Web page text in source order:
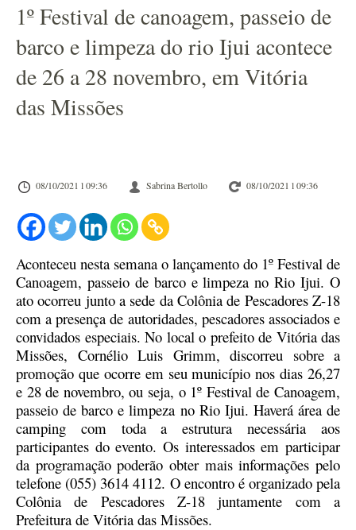
1º Festival de canoagem, passeio de
barco e limpeza do rio Ijui acontece
de 26 a 28 novembro, em Vitória
das Missões
08/10/2021 l 09:36 Sabrina Bertollo 08/10/2021 l 09:36
Aconteceu nesta semana o lançamento do 1º Festival de
Canoagem, passeio de barco e limpeza no Rio Ijui. O
ato ocorreu junto a sede da Colônia de Pescadores Z-18
com a presença de autoridades, pescadores associados e
convidados especiais. No local o prefeito de Vitória das
Missões, Cornélio Luis Grimm, discorreu sobre a
promoção que ocorre em seu município nos dias 26,27
e 28 de novembro, ou seja, o 1º Festival de Canoagem,
passeio de barco e limpeza no Rio Ijui. Haverá área de
camping com toda a estrutura necessária aos
participantes do evento. Os interessados em participar
da programação poderão obter mais informações pelo
telefone (055) 3614 4112. O encontro é organizado pela
Colônia de Pescadores Z-18 juntamente com a
Prefeitura de Vitória das Missões.